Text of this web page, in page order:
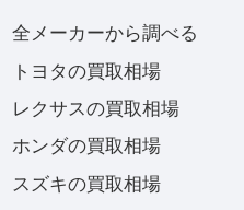
全メーカーから調べる
トヨタの買取相場
レクサスの買取相場
ホンダの買取相場
スズキの買取相場